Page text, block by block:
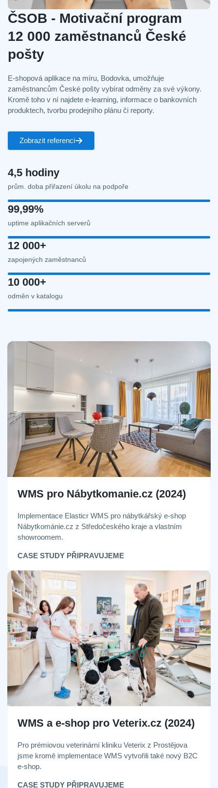
ČSOB - Motivační program
12 000 zaměstnanců České
pošty
E-shopová aplikace na míru, Bodovka, umožňuje
zaměstnancům České pošty vybírat odměny za své výkony.
Kromě toho v ní najdete e‑learning, informace o bankovních
produktech, tvorbu prodejního plánu či reporty.
Zobrazit referenci
4,5 hodiny
prům. doba přiřazení úkolu na podpoře
99,99%
uptime aplikačních serverů
12 000+
zapojených zaměstnanců
10 000+
odměn v katalogu
WMS pro Nábytkomanie.cz (2024)
Implementace Elasticr WMS pro nábytkářský e-shop
Nábytkománie.cz z Středočeského kraje a vlastním
showroomem.
CASE STUDY PŘIPRAVUJEME
WMS a e-shop pro Veterix.cz (2024)
Pro prémiovou veterinární kliniku Veterix z Prostějova
jsme kromě implementace WMS vytvořili také nový B2C
e-shop.
CASE STUDY PŘIPRAVUJEME